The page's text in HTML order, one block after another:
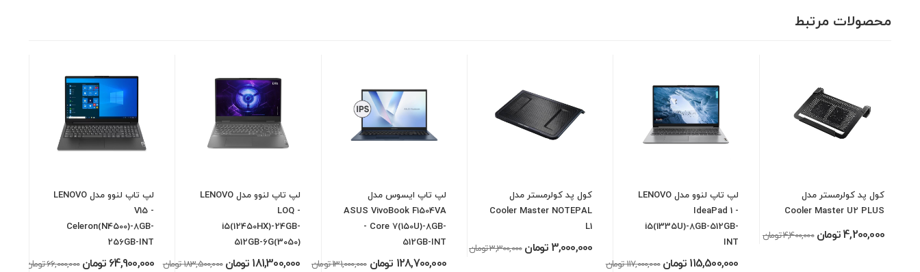
محصولات مرتبط
کول پد کولرمستر مدل
Cooler Master U2 PLUS
4,200,000 تومان 4,400,000 تومان
لپ تاپ لنوو مدل LENOVO
IdeaPad 1 -
i5(1335U)-8GB-512GB-
INT
115,500,000 تومان 117,000,000 تومان
کول پد کولرمستر مدل
Cooler Master NOTEPAL
L1
3,000,000 تومان 3,300,000 تومان
لپ تاپ ایسوس مدل
ASUS VivoBook F1504VA
- Core 7(150U)-8GB-
512GB-INT
128,700,000 تومان 131,000,000 تومان
لپ تاپ لنوو مدل LENOVO
LOQ -
i5(12450HX)-24GB-
512GB-6G(3050)
181,300,000 تومان 183,500,000 تومان
لپ تاپ لنوو مدل LENOVO
V15 -
Celeron(N4500)-8GB-
256GB-INT
64,900,000 تومان 66,000,000 تومان